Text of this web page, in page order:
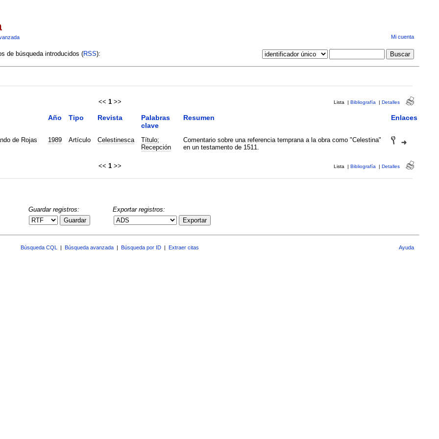
Mi cuenta
de búsqueda introducidos (RSS):
<< 1 >> Lista | Bibliografía | Detalles
Año Tipo Revista
Palabras
clave
Resumen Enlaces
de Rojas
1989 Artículo Celestinesca Título;
Recepción
Comentario sobre una referencia temprana a la obra como "Celestina"
en un testamento de 1511.
<< 1 >> Lista | Bibliografía | Detalles
Guardar registros:
Guardar
Exportar registros:
Exportar
Búsqueda CQL Búsqueda avanzada Búsqueda por ID Extraer citas Ayuda